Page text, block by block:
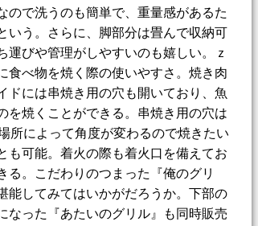
ので洗うのも簡単で、重量感があるた
いう。さらに、脚部分は畳んで収納可
運びや管理がしやすいのも嬉しい。ｚ
食べ物を焼く際の使いやすさ。焼き肉
ドには串焼き用の穴も開いており、魚
を焼くことができる。串焼き用の穴は
所によって角度が変わるので焼きたい
も可能。着火の際も着火口を備えてお
る。こだわりのつまった『俺のグリ
能してみてはいかがだろうか。下部の
なった『あたいのグリル』も同時販売